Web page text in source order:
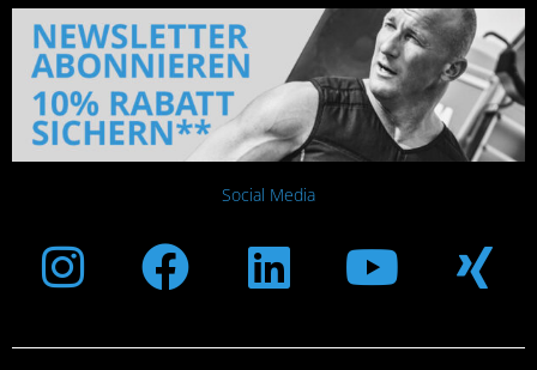
Social Media
Instagram
Facebook
Linkedin